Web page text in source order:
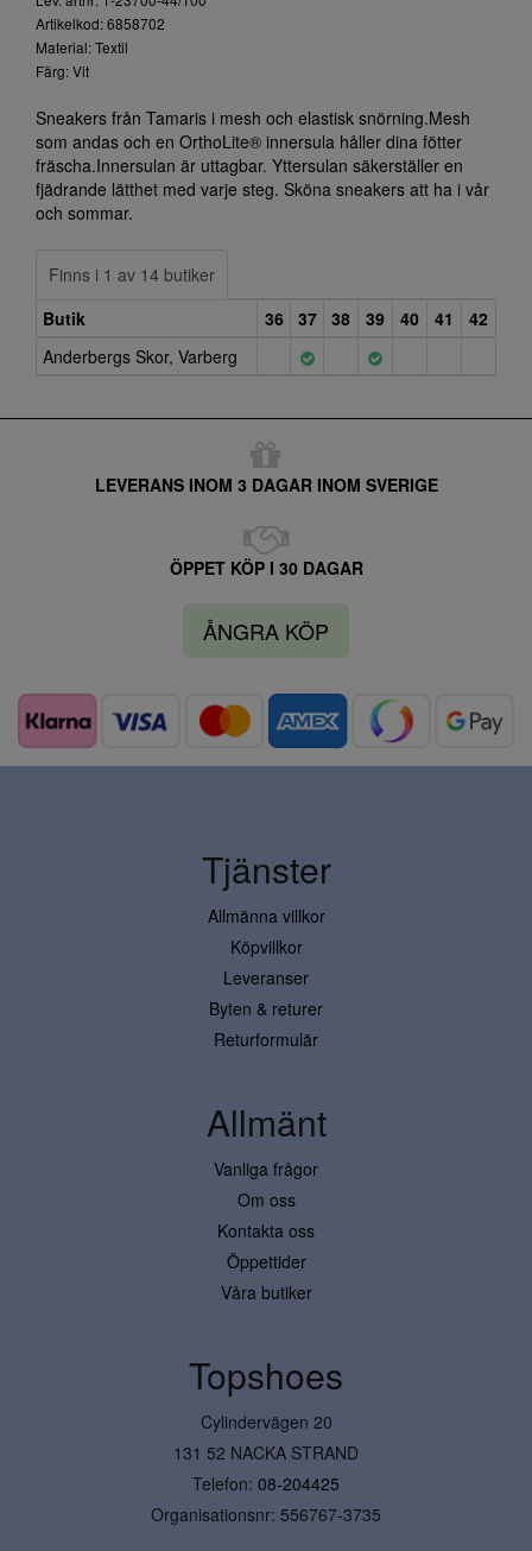
Artikelkod: 6858702
Material: Textil
Färg: Vit
Sneakers från Tamaris i mesh och elastisk snörning.Mesh
som andas och en OrthoLite® innersula håller dina fötter
fräscha.Innersulan är uttagbar. Yttersulan säkerställer en
fjädrande lätthet med varje steg. Sköna sneakers att ha i vår
och sommar.
Finns i 1 av 14 butiker
Butik
36 37 38 39 40 41
42
Anderbergs Skor, Varberg
LEVERANS INOM 3 DAGAR INOM SVERIGE
ÖPPET KÖP I 30 DAGAR
ÅNGRA KÖP
Tjänster
Allmänna villkor
Köpvillkor
Leveranser
Byten & returer
Returformulär
Allmänt
Vanliga frågor
Om oss
Kontakta oss
Öppettider
Våra butiker
Topshoes
Cylindervägen 20
131 52 NACKA STRAND
Telefon: 08-204425
Organisationsnr: 556767-3735